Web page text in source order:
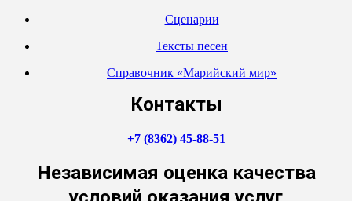
Сценарии
Тексты песен
Справочник «Марийский мир»
Контакты
+7 (8362) 45-88-51
Независимая оценка качества